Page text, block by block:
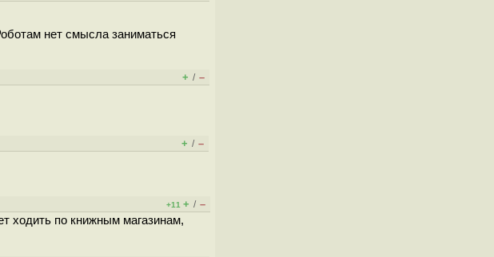
нет смысла заниматься
+ / –
+ / –
+11 + / –
ходить по книжным магазинам,